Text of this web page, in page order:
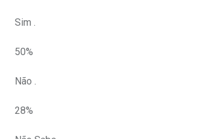
Sim .
50%
Não .
28%